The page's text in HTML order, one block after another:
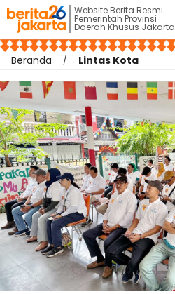
Website Berita Resmi
Pemerintah Provinsi
Daerah Khusus Jakarta
Beranda Lintas Kota